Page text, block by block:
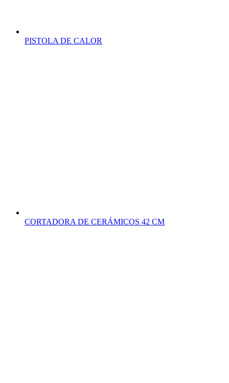
PISTOLA DE CALOR
CORTADORA DE CERÁMICOS 42 CM